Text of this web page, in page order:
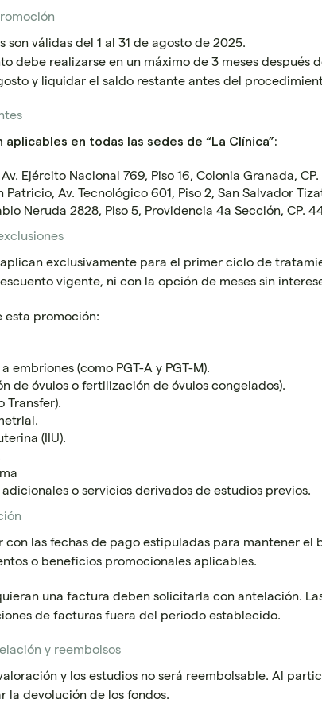
son válidas del 1 al 31 de agosto de 2025.
debe realizarse en un máximo de 3 meses
y liquidar el saldo restante antes del
aplicables en todas las sedes de “La Clínica”:
Ejército Nacional 769, Piso 16, Colonia Granada,
Patricio, Av. Tecnológico 601, Piso 2, San Salvador
Neruda 2828, Piso 5, Providencia 4a Sección, CP.
exclusivamente para el primer ciclo de
vigente, ni con la opción de meses sin
esta promoción:
embriones (como PGT-A y PGT-M).
de óvulos o fertilización de óvulos congelados).
Transfer).
(IIU).
o servicios derivados de estudios previos.
con las fechas de pago estipuladas para mantener
o beneficios promocionales aplicables.
una factura deben solicitarla con antelación.
de facturas fuera del periodo establecido.
y reembolsos
y los estudios no será reembolsable. Al
la devolución de los fondos.